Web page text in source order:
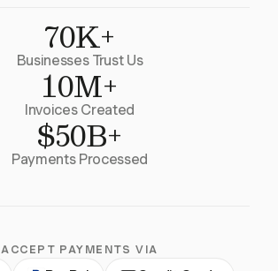
70K+
Businesses Trust Us
10M+
Invoices Created
$50B+
Payments Processed
ACCEPT PAYMENTS VIA